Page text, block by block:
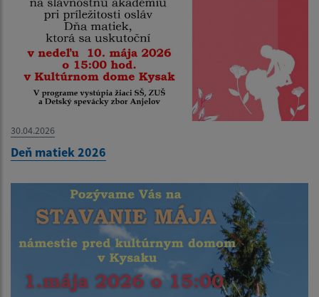
30.04.2026
Deň matiek 2026